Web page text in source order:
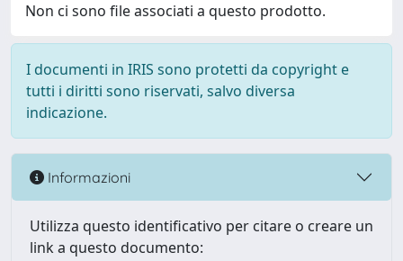
Non ci sono file associati a questo prodotto.
I documenti in IRIS sono protetti da copyright e
tutti i diritti sono riservati, salvo diversa
indicazione.
Informazioni
Utilizza questo identificativo per citare o creare un
link a questo documento: